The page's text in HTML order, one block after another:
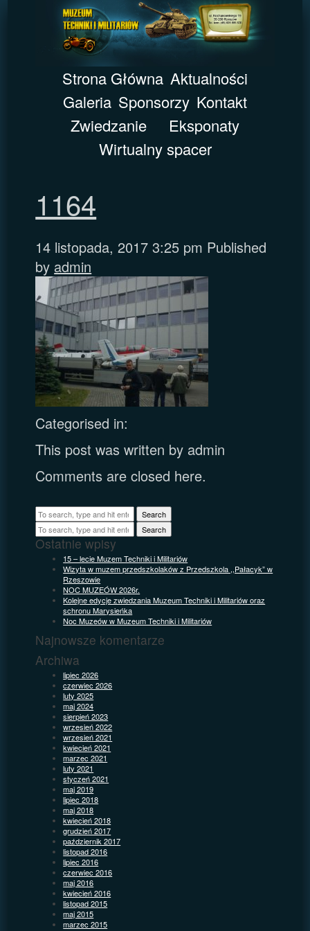
Strona Główna Aktualności
Galeria Sponsorzy Kontakt
Zwiedzanie
Eksponaty
Wirtualny spacer
1164
14 listopada, 2017 3:25 pm Published
by admin
Categorised in:
This post was written by admin
Comments are closed here.
Search
Search
Ostatnie wpisy
15 – lecie Muzem Techniki i Militariów
Wizyta w muzem przedszkolaków z Przedszkola ,,Pałacyk” w
Rzeszowie
NOC MUZEÓW 2026r.
Kolejne edycje zwiedzania Muzeum Techniki i Militariów oraz
schronu Marysieńka
Noc Muzeów w Muzeum Techniki i Militariów
Najnowsze komentarze
Archiwa
lipiec 2026
czerwiec 2026
luty 2025
maj 2024
sierpień 2023
wrzesień 2022
wrzesień 2021
kwiecień 2021
marzec 2021
luty 2021
styczeń 2021
maj 2019
lipiec 2018
maj 2018
kwiecień 2018
grudzień 2017
październik 2017
listopad 2016
lipiec 2016
czerwiec 2016
maj 2016
kwiecień 2016
listopad 2015
maj 2015
marzec 2015